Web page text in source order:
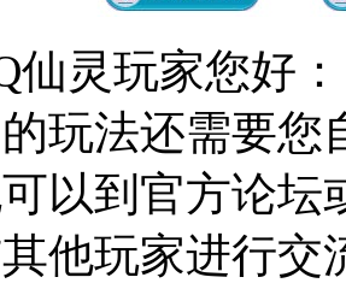
仙灵玩家您好：
玩法还需要您
以到官方论坛
他玩家进行交